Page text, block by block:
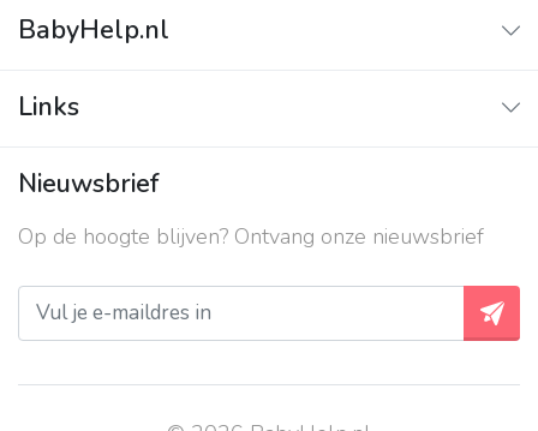
BabyHelp.nl
Vraag & Antwoord
Links
Contact
Over ons
Privacy beleid
Nieuwsbrief
Op de hoogte blijven? Ontvang onze nieuwsbrief